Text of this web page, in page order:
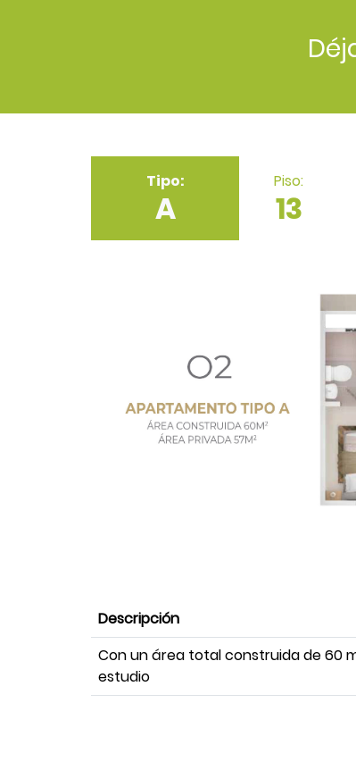
Tipo:
A
Piso:
13
Descripción
Con un área total construida de 60
estudio